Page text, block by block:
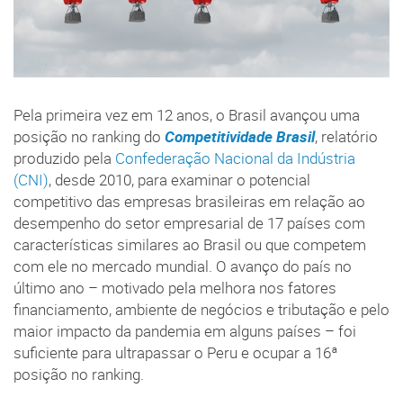
Pela primeira vez em 12 anos, o Brasil avançou uma
posição no ranking do Competitividade Brasil, relatório
produzido pela Confederação Nacional da Indústria
(CNI), desde 2010, para examinar o potencial
competitivo das empresas brasileiras em relação ao
desempenho do setor empresarial de 17 países com
características similares ao Brasil ou que competem
com ele no mercado mundial. O avanço do país no
último ano – motivado pela melhora nos fatores
financiamento, ambiente de negócios e tributação e pelo
maior impacto da pandemia em alguns países – foi
suficiente para ultrapassar o Peru e ocupar a 16ª
posição no ranking.